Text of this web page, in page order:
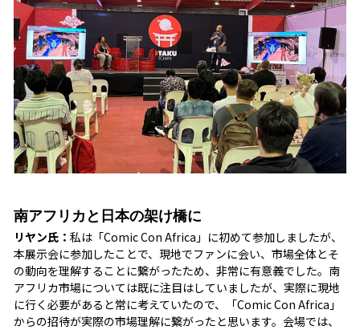
南アフリカと日本の架け橋に
リヤン氏： 私は「Comic Con Africa」に初めて参加しましたが、
本展示会に参加したことで、現地でファンに会い、市場全体とそ
の動向を理解することに繋がったため、非常に有意義でした。南
アフリカ市場については既に注目はしていましたが、実際に現地
に行く必要があると常に考えていたので、「Comic Con Africa」
からの招待が実際の市場理解に繋がったと思います。会場では、